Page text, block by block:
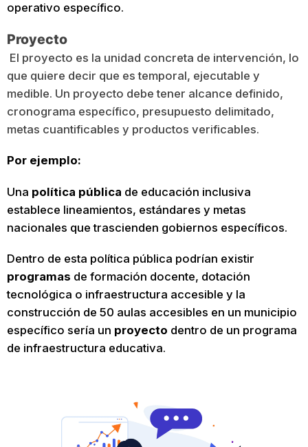
operativo específico.
Proyecto
El proyecto es la unidad concreta de intervención, lo
que quiere decir que es temporal, ejecutable y
medible. Un proyecto debe tener alcance definido,
cronograma específico, presupuesto delimitado,
metas cuantificables y productos verificables.
Por ejemplo:
Una política pública de educación inclusiva
establece lineamientos, estándares y metas
nacionales que trascienden gobiernos específicos.
Dentro de esta política pública podrían existir
programas de formación docente, dotación
tecnológica o infraestructura accesible y la
construcción de 50 aulas accesibles en un municipio
específico sería un proyecto dentro de un programa
de infraestructura educativa.